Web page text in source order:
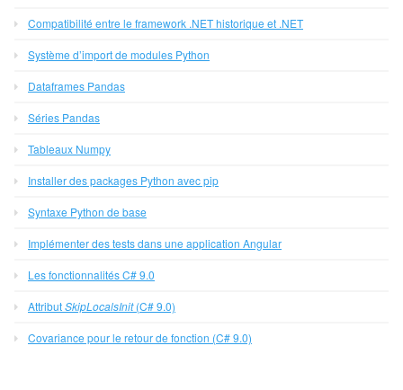
Compatibilité entre le framework .NET historique et .NET
Système d’import de modules Python
Dataframes Pandas
Séries Pandas
Tableaux Numpy
Installer des packages Python avec pip
Syntaxe Python de base
Implémenter des tests dans une application Angular
Les fonctionnalités C# 9.0
AttributSkipLocalsInit(C# 9.0)
Covariance pour le retour de fonction (C# 9.0)